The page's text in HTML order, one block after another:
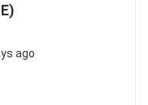
ago